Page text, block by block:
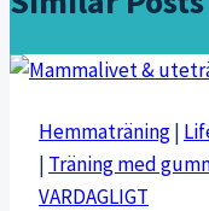
Hemmaträning|
| Träning med
VARDAGLIGT